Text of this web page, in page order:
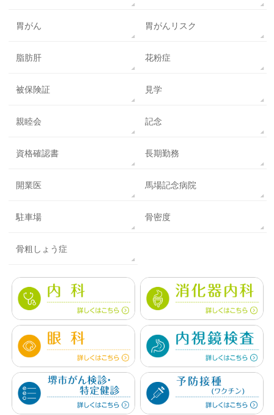
胃がん 胃がんリスク
脂肪肝 花粉症
被保険証 見学
親睦会 記念
資格確認書 長期勤務
開業医 馬場記念病院
駐車場 骨密度
骨粗しょう症